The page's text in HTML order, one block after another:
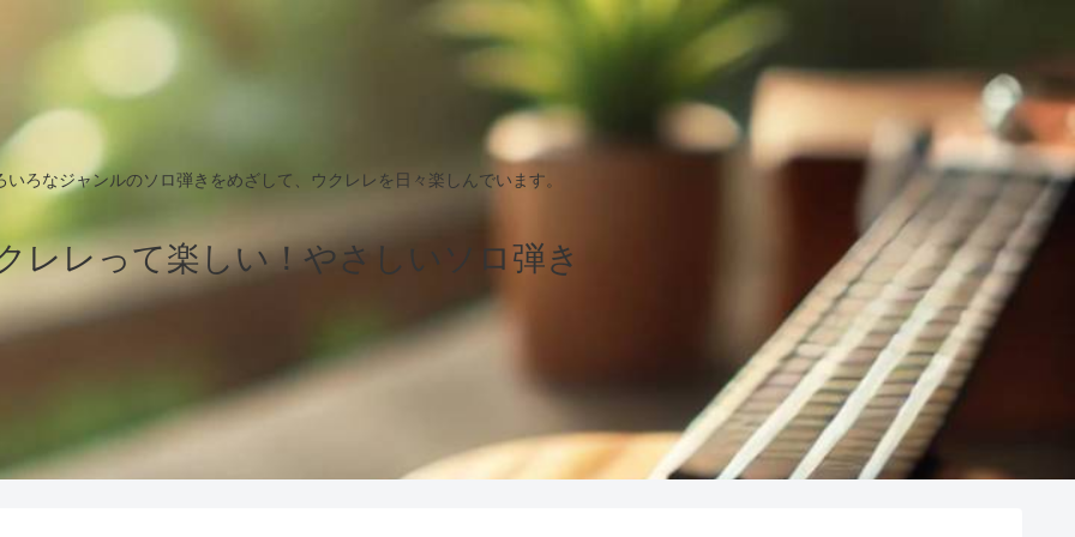
いろなジャンルのソロ弾きをめざして、ウクレレを日々楽しんでいます。
レレって楽しい！やさしいソロ弾き